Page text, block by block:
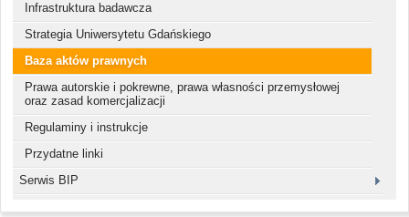
Infrastruktura badawcza
Strategia Uniwersytetu Gdańskiego
Baza aktów prawnych
Prawa autorskie i pokrewne, prawa własności przemysłowej
oraz zasad komercjalizacji
Regulaminy i instrukcje
Przydatne linki
Serwis BIP